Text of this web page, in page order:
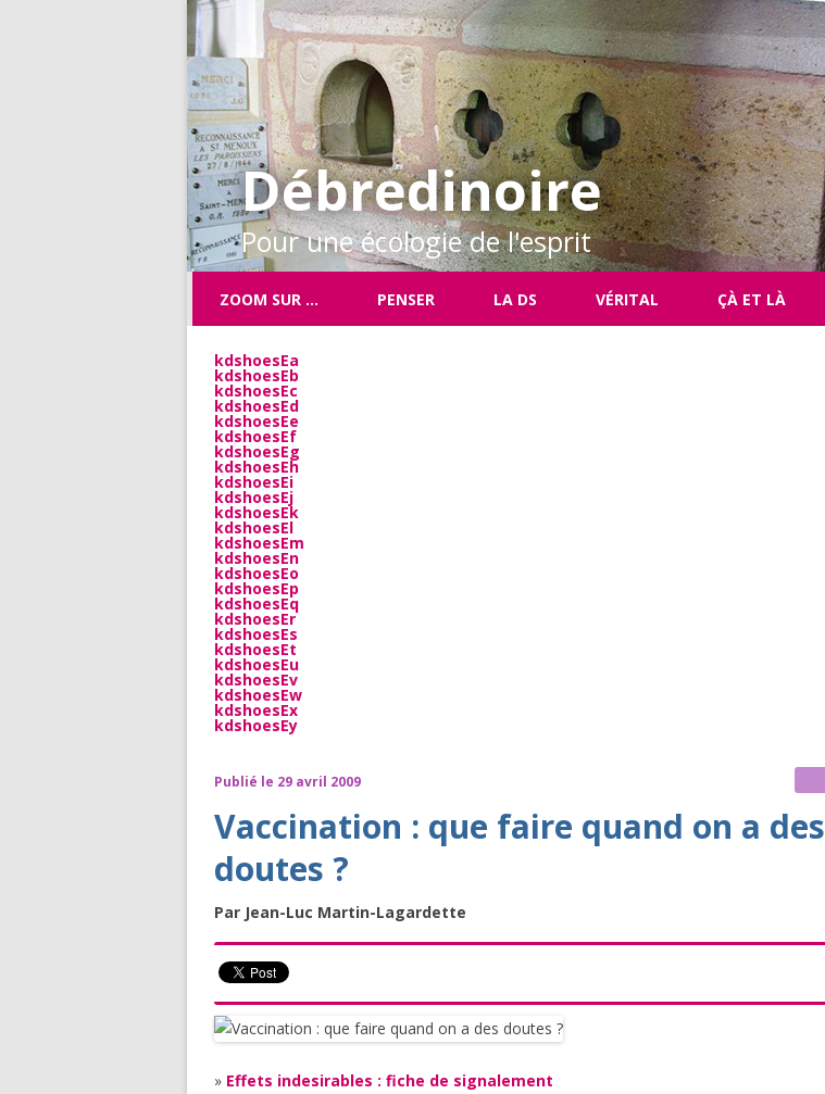
Débredinoire
Pour une écologie de l'esprit
ZOOM SUR … PENSER LA DS VÉRITAL ÇÀ ET LÀ
kdshoesEa
kdshoesEb
kdshoesEc
kdshoesEd
kdshoesEe
kdshoesEf
kdshoesEg
kdshoesEh
kdshoesEi
kdshoesEj
kdshoesEk
kdshoesEl
kdshoesEm
kdshoesEn
kdshoesEo
kdshoesEp
kdshoesEq
kdshoesEr
kdshoesEs
kdshoesEt
kdshoesEu
kdshoesEv
kdshoesEw
kdshoesEx
kdshoesEy
Publié le 29 avril 2009
Vaccination : que faire quand on a des
doutes ?
Par Jean-Luc Martin-Lagardette
» Effets indesirables : fiche de signalement